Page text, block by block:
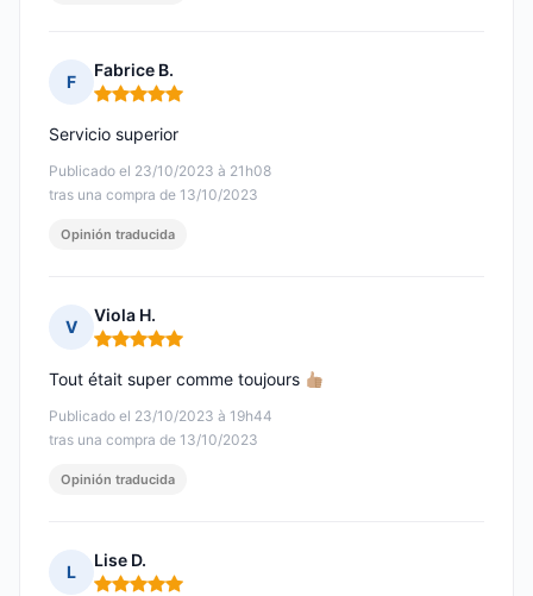
F
Fabrice B.
Nota: 5 de 5
Publicado el 23/10/2023 à 21h08
tras una compra de 13/10/2023
Servicio superior
Opinión traducida
V
Viola H.
Nota: 5 de 5
Publicado el 23/10/2023 à 19h44
tras una compra de 13/10/2023
Tout était super comme toujours
Opinión traducida
L
Lise D.